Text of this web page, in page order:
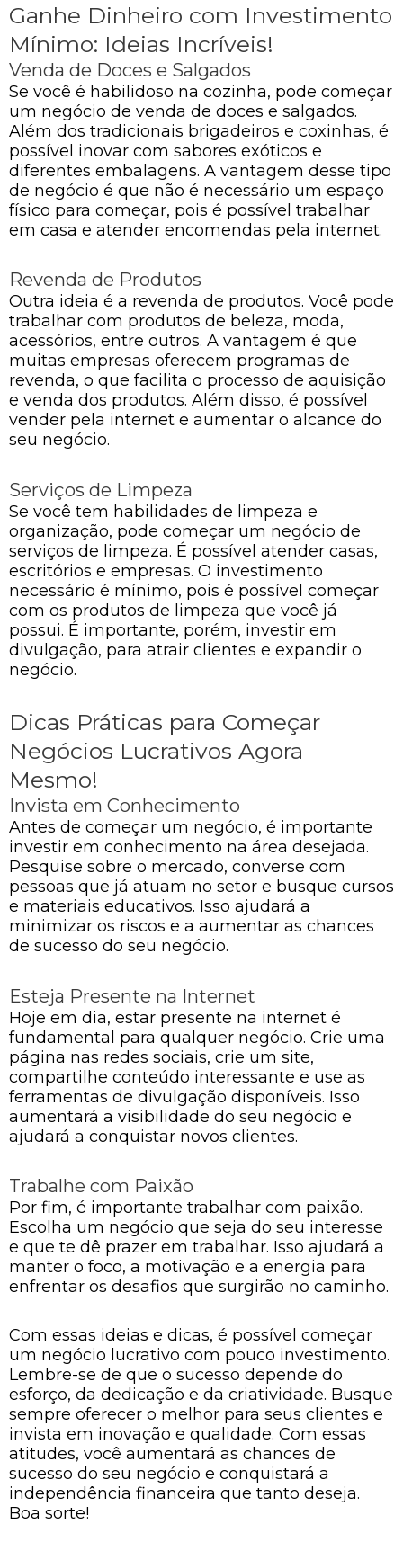
Ganhe Dinheiro com Investimento
Mínimo: Ideias Incríveis!
Venda de Doces e Salgados
Se você é habilidoso na cozinha, pode começar
um negócio de venda de doces e salgados.
Além dos tradicionais brigadeiros e coxinhas, é
possível inovar com sabores exóticos e
diferentes embalagens. A vantagem desse tipo
de negócio é que não é necessário um espaço
físico para começar, pois é possível trabalhar
em casa e atender encomendas pela internet.
Revenda de Produtos
Outra ideia é a revenda de produtos. Você pode
trabalhar com produtos de beleza, moda,
acessórios, entre outros. A vantagem é que
muitas empresas oferecem programas de
revenda, o que facilita o processo de aquisição
e venda dos produtos. Além disso, é possível
vender pela internet e aumentar o alcance do
seu negócio.
Serviços de Limpeza
Se você tem habilidades de limpeza e
organização, pode começar um negócio de
serviços de limpeza. É possível atender casas,
escritórios e empresas. O investimento
necessário é mínimo, pois é possível começar
com os produtos de limpeza que você já
possui. É importante, porém, investir em
divulgação, para atrair clientes e expandir o
negócio.
Dicas Práticas para Começar
Negócios Lucrativos Agora
Mesmo!
Invista em Conhecimento
Antes de começar um negócio, é importante
investir em conhecimento na área desejada.
Pesquise sobre o mercado, converse com
pessoas que já atuam no setor e busque cursos
e materiais educativos. Isso ajudará a
minimizar os riscos e a aumentar as chances
de sucesso do seu negócio.
Esteja Presente na Internet
Hoje em dia, estar presente na internet é
fundamental para qualquer negócio. Crie uma
página nas redes sociais, crie um site,
compartilhe conteúdo interessante e use as
ferramentas de divulgação disponíveis. Isso
aumentará a visibilidade do seu negócio e
ajudará a conquistar novos clientes.
Trabalhe com Paixão
Por fim, é importante trabalhar com paixão.
Escolha um negócio que seja do seu interesse
e que te dê prazer em trabalhar. Isso ajudará a
manter o foco, a motivação e a energia para
enfrentar os desafios que surgirão no caminho.
Com essas ideias e dicas, é possível começar
um negócio lucrativo com pouco investimento.
Lembre-se de que o sucesso depende do
esforço, da dedicação e da criatividade. Busque
sempre oferecer o melhor para seus clientes e
invista em inovação e qualidade. Com essas
atitudes, você aumentará as chances de
sucesso do seu negócio e conquistará a
independência financeira que tanto deseja.
Boa sorte!